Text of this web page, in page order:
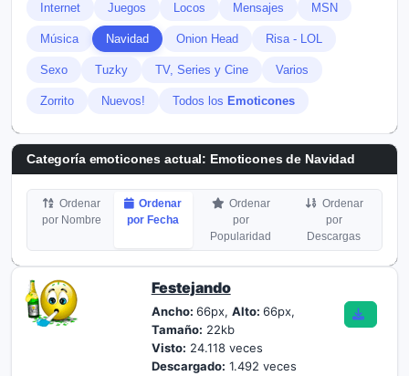
Internet Juegos Locos Mensajes MSN
Música Navidad Onion Head Risa - LOL
Sexo Tuzky TV, Series y Cine Varios
Zorrito Nuevos! Todos los Emoticones
Categoría emoticones actual: Emoticones de Navidad
Ordenar
por Nombre
Ordenar
por Fecha
Ordenar
por
Popularidad
Ordenar
por
Descargas
Festejando
Ancho: 66px, Alto: 66px,
Tamaño: 22kb
Visto: 24.118 veces
Descargado: 1.492 veces